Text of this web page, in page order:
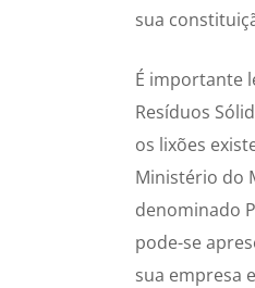
sua
É importante
Resíduos
os lixões
Ministério do
denominado
pode-se
sua empresa